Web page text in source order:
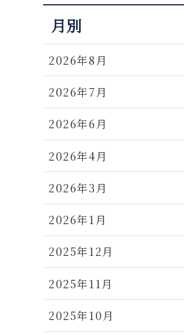
月別
2026年8月
2026年7月
2026年6月
2026年4月
2026年3月
2026年1月
2025年12月
2025年11月
2025年10月